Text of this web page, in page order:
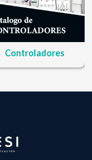
Controladores